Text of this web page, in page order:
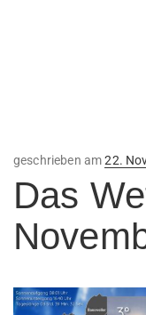
geschrieben am
am
22.
Das